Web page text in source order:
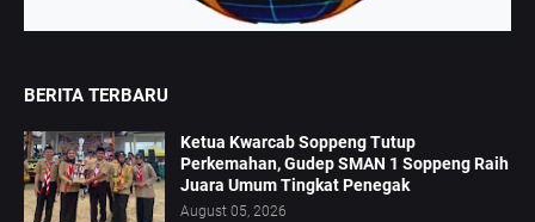
BERITA TERBARU
Ketua Kwarcab Soppeng Tutup
Perkemahan, Gudep SMAN 1 Soppeng Raih
Juara Umum Tingkat Penegak
August 05, 2026